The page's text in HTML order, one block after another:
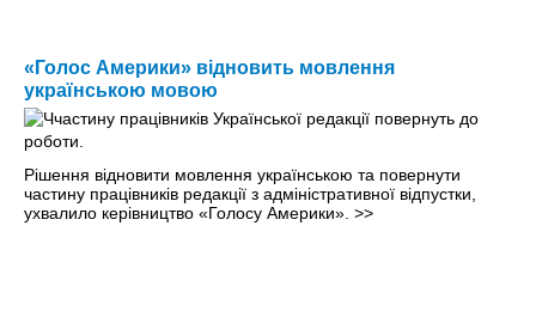
«Голос Америки» відновить мовлення
українською мовою
Рішення відновити мовлення українською та повернути
частину працівників редакції з адміністративної відпустки,
ухвалило керівництво «Голосу Америки». >>